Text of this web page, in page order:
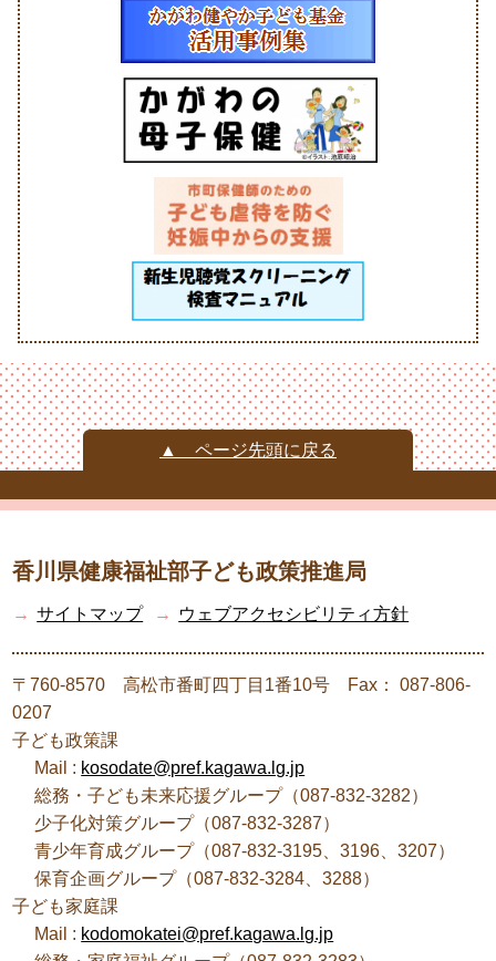
▲ ページ先頭に戻る
香川県健康福祉部子ども政策推進局
→ サイトマップ → ウェブアクセシビリティ方針
〒760-8570 高松市番町四丁目1番10号 Fax： 087-806-
0207
子ども政策課
Mail : kosodate@pref.kagawa.lg.jp
総務・子ども未来応援グループ（087-832-3282）
少子化対策グループ（087-832-3287）
青少年育成グループ（087-832-3195、3196、3207）
保育企画グループ（087-832-3284、3288）
子ども家庭課
Mail : kodomokatei@pref.kagawa.lg.jp